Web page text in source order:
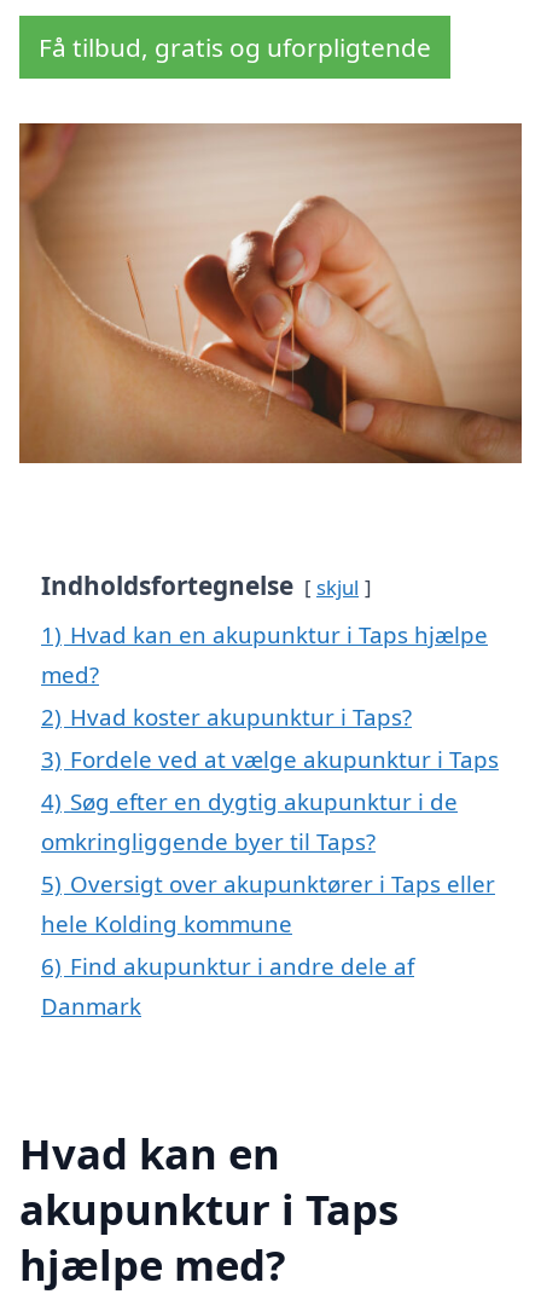
Få tilbud, gratis og uforpligtende
Indholdsfortegnelse skjul
1) Hvad kan en akupunktur i Taps hjælpe
med?
2) Hvad koster akupunktur i Taps?
3) Fordele ved at vælge akupunktur i Taps
4) Søg efter en dygtig akupunktur i de
omkringliggende byer til Taps?
5) Oversigt over akupunktører i Taps eller
hele Kolding kommune
6) Find akupunktur i andre dele af
Danmark
Hvad kan en
akupunktur i Taps
hjælpe med?